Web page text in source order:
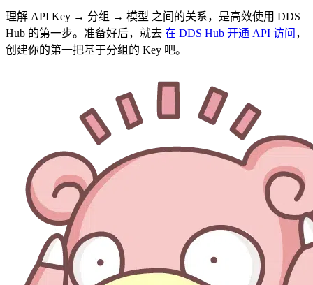
理解 API Key → 分组 → 模型 之间的关系，是高效使用 DDS
Hub 的第一步。准备好后，就去 在 DDS Hub 开通 API 访问 ，
创建你的第一把基于分组的 Key 吧。